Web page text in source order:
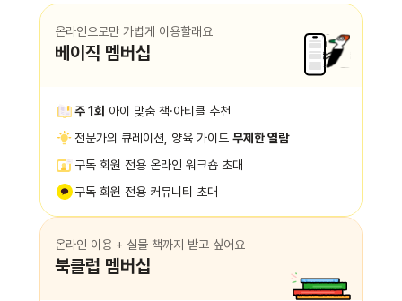
온라인으로만 가볍게 이용할래요
베이직 멤버십
주 1회 아이 맞춤 책·아티클 추천
전문가의 큐레이션, 양육 가이드 무제한 열람
구독 회원 전용 온라인 워크숍 초대
구독 회원 전용 커뮤니티 초대
온라인 이용 + 실물 책까지 받고 싶어요
북클럽 멤버십